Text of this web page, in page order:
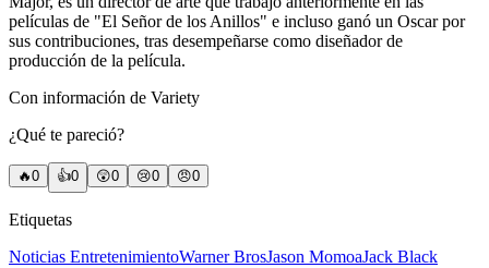
películas de "El Señor de los Anillos" e incluso ganó un Oscar por
sus contribuciones, tras desempeñarse como diseñador de
producción de la película.
Con información de Variety
¿Qué te pareció?
🔥0 👍0 😲0 😢0 😠0
Etiquetas
Noticias EntretenimientoWarner BrosJason MomoaJack Black